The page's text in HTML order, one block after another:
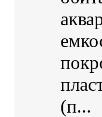
(п...